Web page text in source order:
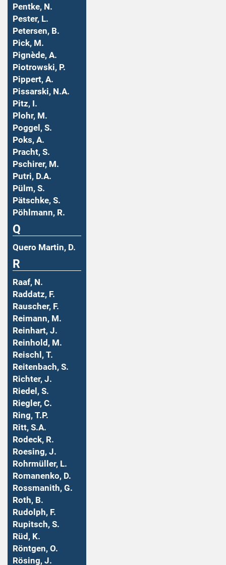
Pentke, N.
Pester, L.
Petersen, B.
Pick, M.
Pignède, A.
Piotrowski, P.
Pippert, A.
Pissarski, N.A.
Pitz, I.
Plohr, M.
Poggel, S.
Poks, A.
Pracht, S.
Pschirer, M.
Putri, D.A.
Pülm, S.
Pätschke, S.
Pöhlmann, R.
Q
Quero Martin, D.
R
Raaf, N.
Raddatz, F.
Rauscher, F.
Reimann, M.
Reinhart, J.
Reinhold, M.
Reischl, T.
Reitenbach, S.
Richter, J.
Riedel, S.
Riegler, C.
Ring, T.P.
Ritt, S.A.
Rodeck, R.
Roesing, J.
Rohrmüller, L.
Romanenko, D.
Rossmanith, G.
Roth, B.
Rudolph, F.
Rupitsch, S.
Rüd, K.
Röntgen, O.
Rösing, J.